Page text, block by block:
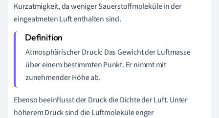
Kurzatmigkeit, da weniger Sauerstoffmoleküle in der
eingeatmeten Luft enthalten sind.
Atmosphärischer Druck: Das Gewicht der Luftmasse
über einem bestimmten Punkt. Er nimmt mit
zunehmender Höhe ab.
Ebenso beeinflusst der Druck die Dichte der Luft. Unter
höherem Druck sind die Luftmoleküle enger